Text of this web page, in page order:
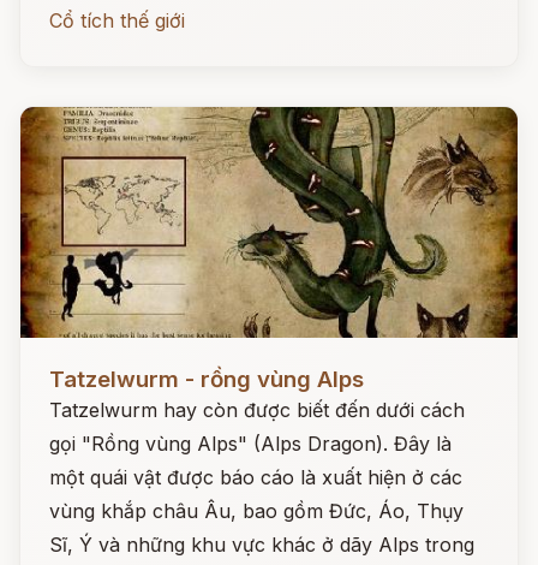
Cổ tích thế giới
Tatzelwurm - rồng vùng Alps
Tatzelwurm hay còn được biết đến dưới cách
gọi "Rồng vùng Alps" (Alps Dragon). Đây là
một quái vật được báo cáo là xuất hiện ở các
vùng khắp châu Âu, bao gồm Đức, Áo, Thụy
Sĩ, Ý và những khu vực khác ở dãy Alps trong